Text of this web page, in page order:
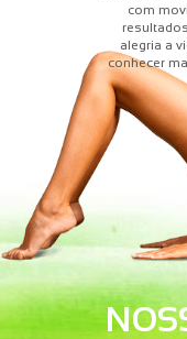
com
alegria a
conhecer